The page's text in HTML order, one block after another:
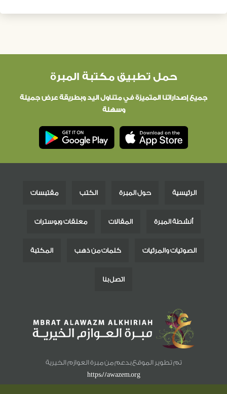
حمل تطبيق مكتبة المبرة
جميع إصداراتنا المتميزة في متناول اليد وبطريقة عرض جميلة
وسهلة
الرئيسية حول المبرة الكتب مقتبسات
أنشطة المبرة المقالات معلقات وبوسترات
الصوتيات والمرئيات كلمات من ذهب المكتبة
اتصل بنا
تم تطوير الموقع بدعم من مبرة العوازم الخيرية
https://awazem.org